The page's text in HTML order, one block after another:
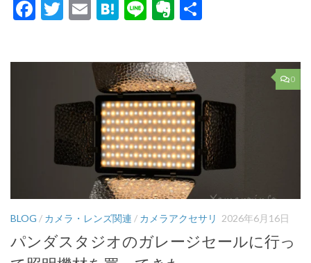
Facebook
Twitter
EmailHatena
LineEvernote
0
BLOG / カメラ・レンズ関連 / カメラアクセサリ 2026年6月16日
パンダスタジオのガレージセールに行っ